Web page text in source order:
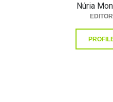
Núria
EDITOR